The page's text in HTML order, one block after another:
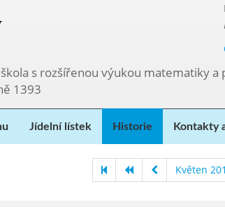
s rozšířenou výukou matematiky
1393
Jídelní lístek Historie Kontakty
Květen